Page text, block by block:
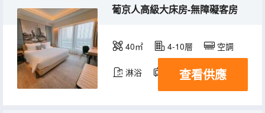
葡京人高級大床房-無障礙客房
40㎡ 4-10層 空調
淋浴 電視機 冰箱
查看供應